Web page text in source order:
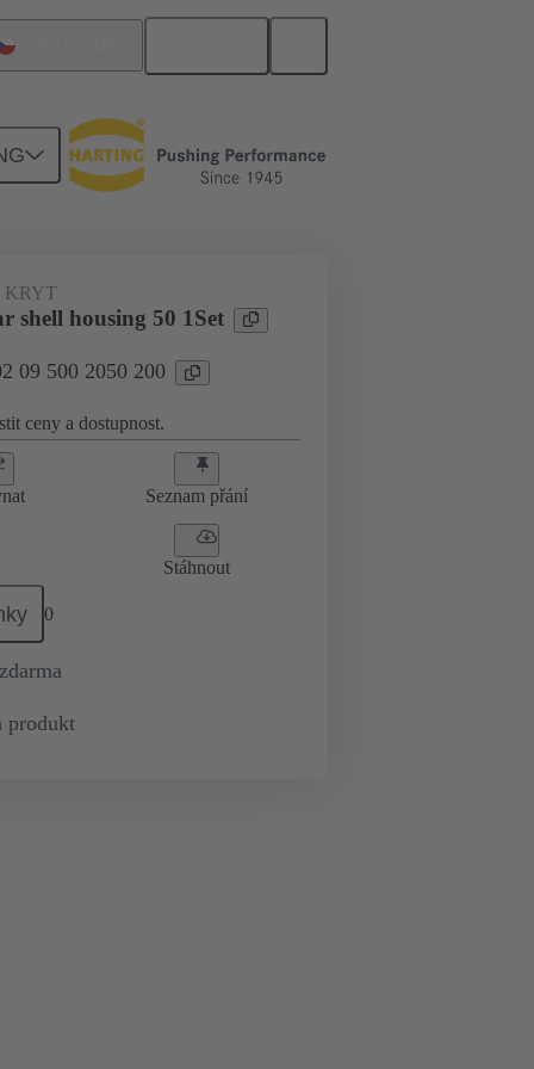
KRYT
shell housing 50 1Set
09 500 2050 200
ceny a dostupnost.
Seznam přání
Stáhnout
0
produkt